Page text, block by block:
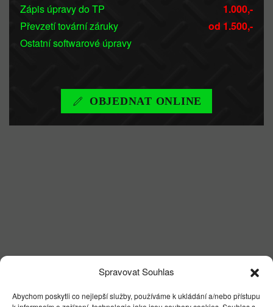
Spravovat Souhlas
Abychom poskytli co nejlepší služby, používáme k ukládání a/nebo přístupu
Zápis úpravy do TP
1.000,-
Převzetí tovární záruky
od 1.500,-
Ostatní softwarové úpravy
OBJEDNAT ONLINE